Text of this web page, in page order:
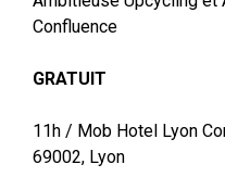
Confluence
GRATUIT
11h / Mob Hotel Lyon
69002, Lyon